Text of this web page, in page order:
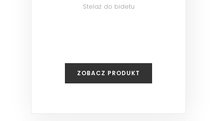
Stelaż do bidetu
ZOBACZ PRODUKT